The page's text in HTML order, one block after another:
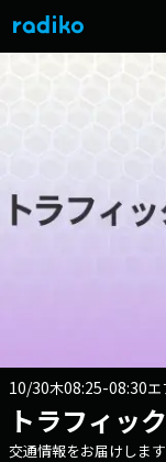
10/30木08:25-08:30エ
トラフィッ
交通情報をお届けします